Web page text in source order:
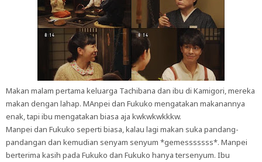
Makan malam pertama keluarga Tachibana dan ibu di Kamigori, mereka
makan dengan lahap. MAnpei dan Fukuko mengatakan makanannya
enak, tapi ibu mengatakan biasa aja kwkwkwkkkw.
Manpei dan Fukuko seperti biasa, kalau lagi makan suka pandang-
pandangan dan kemudian senyam senyum *gemesssssss*. Manpei
berterima kasih pada Fukuko dan Fukuko hanya tersenyum. Ibu